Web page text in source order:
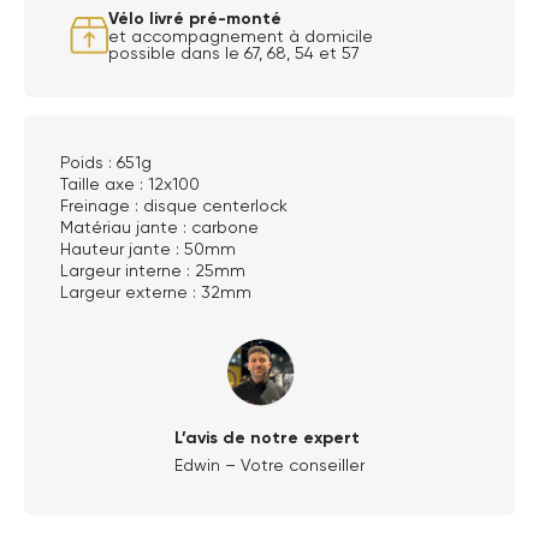
Vélo livré pré-monté
et accompagnement à domicile
possible dans le 67, 68, 54 et 57
Poids : 651g
Taille axe : 12x100
Freinage : disque centerlock
Matériau jante : carbone
Hauteur jante : 50mm
Largeur interne : 25mm
Largeur externe : 32mm
L’avis de notre expert
Edwin – Votre conseiller